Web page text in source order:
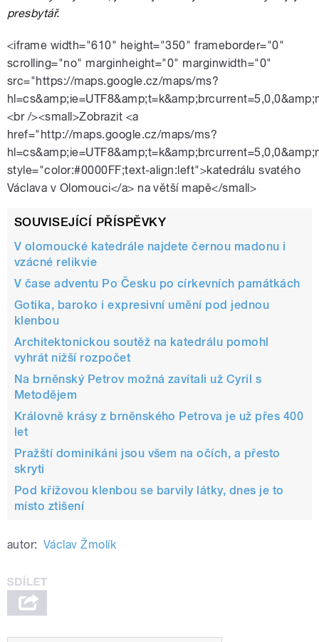
presbytář.
<iframe width="610" height="350" frameborder="0"
scrolling="no" marginheight="0" marginwidth="0"
src="https://maps.google.cz/maps/ms?
<br /><small>Zobrazit <a
href="http://maps.google.cz/maps/ms?
style="color:#0000FF;text-align:left">katedrálu svatého
Václava v Olomouci</a> na větší mapě</small>
SOUVISEJÍCÍ PŘÍSPĚVKY
V olomoucké katedrále najdete černou madonu i
vzácné relikvie
V čase adventu Po Česku po církevních památkách
Gotika, baroko i expresivní umění pod jednou
klenbou
Architektonickou soutěž na katedrálu pomohl
vyhrát nižší rozpočet
Na brněnský Petrov možná zavítali už Cyril s
Metodějem
Královně krásy z brněnského Petrova je už přes 400
let
Pražští dominikáni jsou všem na očích, a přesto
skryti
Pod křížovou klenbou se barvily látky, dnes je to
místo ztišení
autor: Václav Žmolík